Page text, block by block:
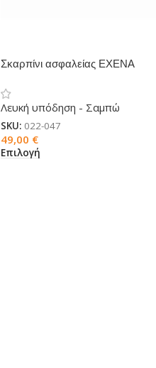
Σκαρπίνι ασφαλείας EXENA
Λευκή υπόδηση - Σαμπώ
SKU: 022-047
49,00 €
Επιλογή